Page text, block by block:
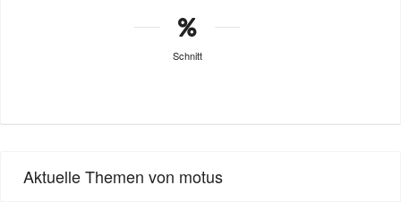
Schnitt
Aktuelle Themen von motus